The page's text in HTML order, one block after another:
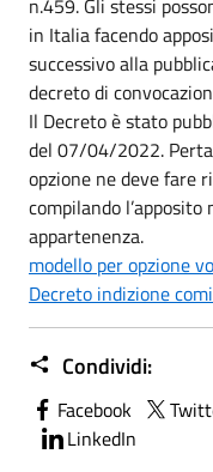
in Italia facendo
successivo alla
decreto di
Il Decreto è stato
del 07/04/2022.
opzione ne deve
compilando
appartenenza.
modello per opzione
Decreto indizione
Condividi:
Facebook
LinkedIn